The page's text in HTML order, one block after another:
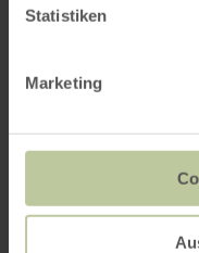
Statistiken
Marketing